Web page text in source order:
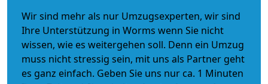
Wir sind mehr als nur Umzugsexperten, wir sind
Ihre Unterstützung in Worms wenn Sie nicht
wissen, wie es weitergehen soll. Denn ein Umzug
muss nicht stressig sein, mit uns als Partner geht
es ganz einfach. Geben Sie uns nur ca. 1 Minuten